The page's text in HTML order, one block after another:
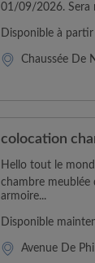
01/09/2026. Sera
Disponible à
Chaussée De
colocation
Hello tout le
chambre meublée
armoire...
Disponible
Avenue De